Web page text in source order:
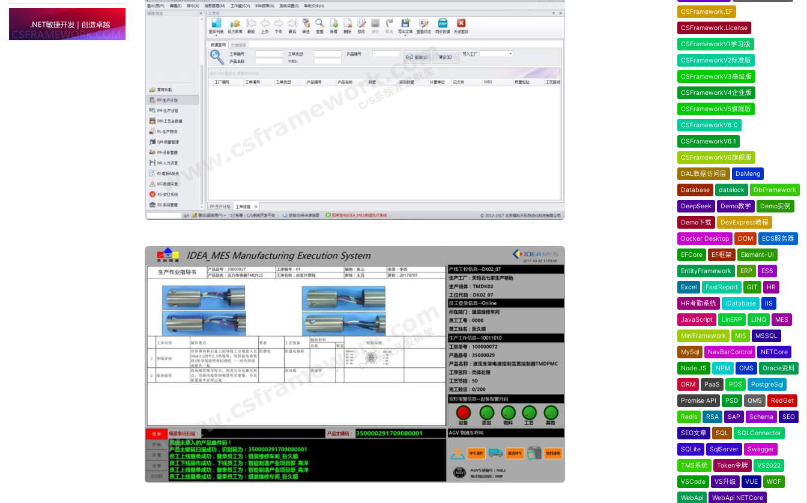
CSFramework.EF
CSFramework.License
CSFrameworkV1学习版
CSFrameworkV2标准版
CSFrameworkV3高级版
CSFrameworkV4企业版
CSFrameworkV5旗舰版
CSFrameworkV6.0
CSFrameworkV6.1
CSFrameworkV6旗舰版
DAL数据访问层 DaMeng
Database datalock DbFramework
DeepSeek Demo教学 Demo实例
Demo下载 DevExpress教程
Docker Desktop DOM ECS服务器
EFCore EF框架 Element-UI
EntityFramework ERP ES6
Excel FastReport GIT HR
HR考勤系统 IDatabase IIS
JavaScript LinERP LINQ MES
MiniFramework MIS MSSQL
MySql NavBarControl NETCore
Node.JS NPM OMS Oracle资料
ORM PaaS POS PostgreSql
Promise API PSD QMS RedGet
Redis RSA SAP Schema SEO
SEO文章 SQL SQLConnector
SQLite SqlServer Swagger
TMS系统 Token令牌 VS2022
VSCode VS升级 VUE WCF
WebApi WebApi NETCore